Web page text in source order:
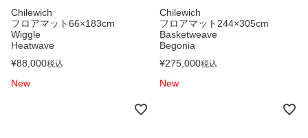
Chilewich
フロアマット66×183cm
Wiggle
Heatwave
¥88,000税込
New
Chilewich
フロアマット244×305cm
Basketweave
Begonia
¥275,000税込
New